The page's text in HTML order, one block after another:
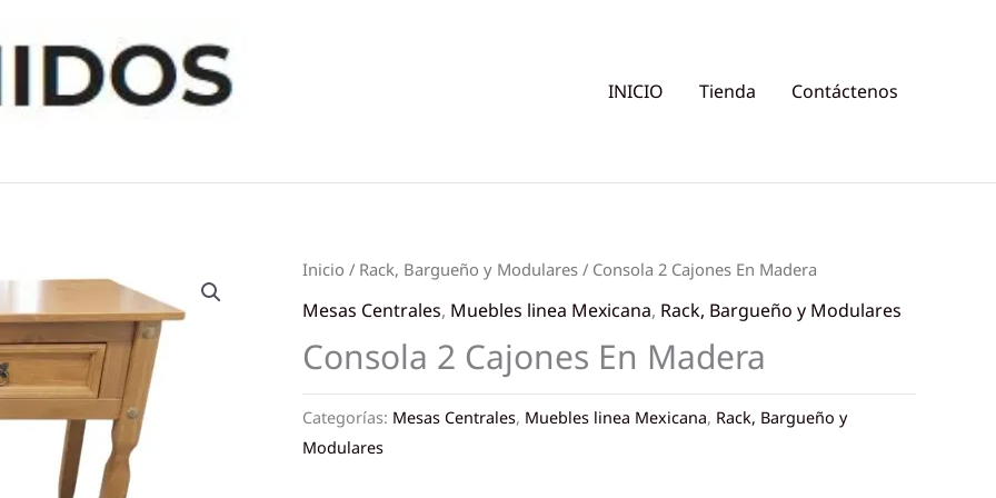
INICIO Tienda Contáctenos
Inicio / Rack, Bargueño y Modulares / Consola 2 Cajones En Madera
Mesas Centrales, Muebles linea Mexicana, Rack, Bargueño y Modulares
Consola 2 Cajones En Madera
Categorías: Mesas Centrales, Muebles linea Mexicana, Rack, Bargueño y
Modulares